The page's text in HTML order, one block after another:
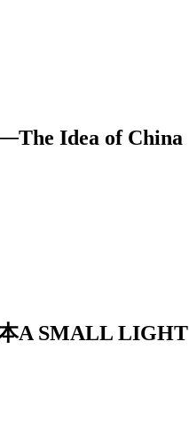
Idea of China
A SMALL LIGHT